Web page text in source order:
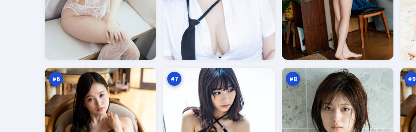
#6
观
者
万
#7
金
倒
计万
#8
沉
舟
声万
#9
黑
折
返
点
92
万